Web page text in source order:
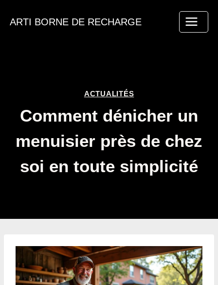
ARTI BORNE DE RECHARGE
ACTUALITÉS
Comment dénicher un
menuisier près de chez
soi en toute simplicité